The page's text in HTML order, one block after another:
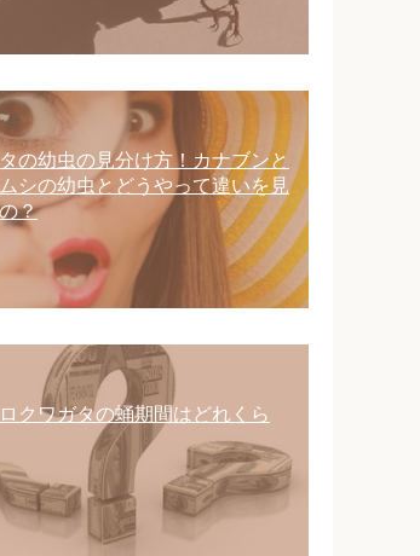
の幼虫の見分け方！カナブンと
シの幼虫とどうやって違いを見
？
クワガタの蛹期間はどれくら